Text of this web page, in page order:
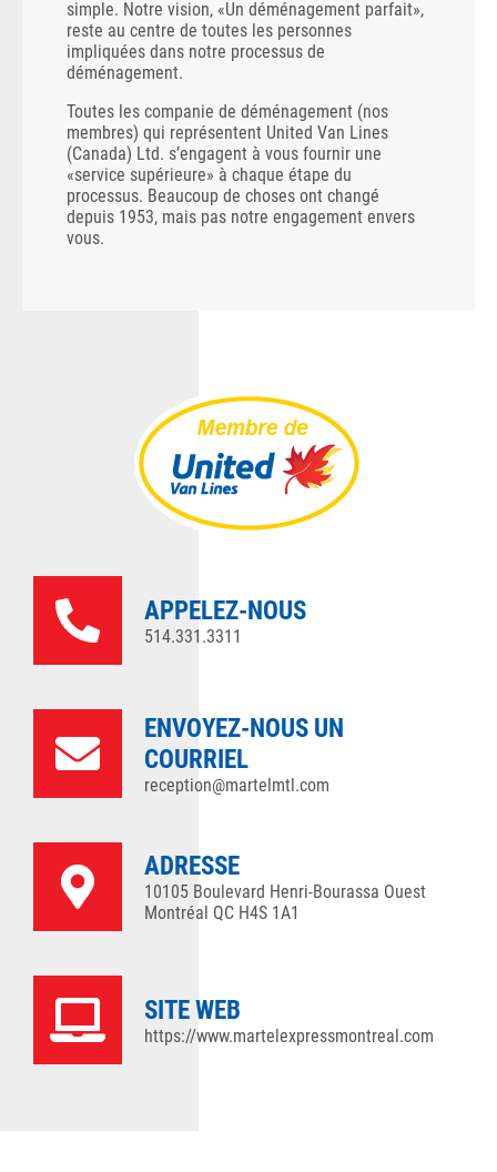
simple. Notre vision, «Un déménagement parfait»,
reste au centre de toutes les personnes
impliquées dans notre processus de
déménagement.
Toutes les companie de déménagement (nos
membres) qui représentent United Van Lines
(Canada) Ltd. s’engagent à vous fournir une
«service supérieure» ​​à chaque étape du
processus. Beaucoup de choses ont changé
depuis 1953, mais pas notre engagement envers
vous.
APPELEZ-NOUS
514.331.3311
ENVOYEZ-NOUS UN
COURRIEL
reception@martelmtl.com
ADRESSE
10105 Boulevard Henri-Bourassa Ouest
Montréal QC H4S 1A1
SITE WEB
https://www.martelexpressmontreal.com